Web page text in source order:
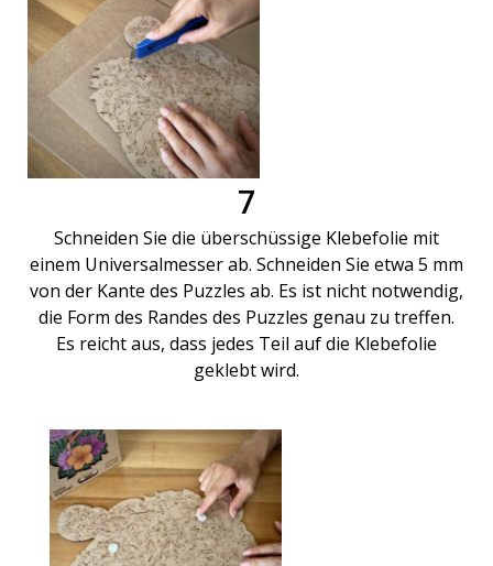
7
Schneiden Sie die überschüssige Klebefolie mit
einem Universalmesser ab. Schneiden Sie etwa 5 mm
von der Kante des Puzzles ab. Es ist nicht notwendig,
die Form des Randes des Puzzles genau zu treffen.
Es reicht aus, dass jedes Teil auf die Klebefolie
geklebt wird.